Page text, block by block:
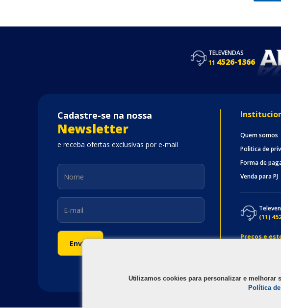
Utilizamos cookies para personalizar e melhorar
Política
TELEVENDAS
11 4526-1366
Cadastre-se na nossa
Newsletter
e receba ofertas exclusivas por e-mail
Quem somos
Politica de
Forma de
Venda para PJ
(11)
Preços e